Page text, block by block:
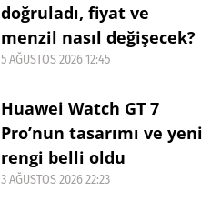
doğruladı, fiyat ve
menzil nasıl değişecek?
5 AĞUSTOS 2026 12:45
Huawei Watch GT 7
Pro’nun tasarımı ve yeni
rengi belli oldu
3 AĞUSTOS 2026 22:23